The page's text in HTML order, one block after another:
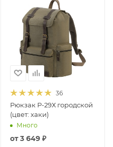
36
Рюкзак Р-29Х городской
(цвет: хаки)
Много
от3 649 ₽